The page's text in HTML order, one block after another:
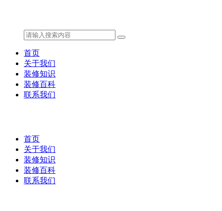
首页
关于我们
装修知识
装修百科
联系我们
首页
关于我们
装修知识
装修百科
联系我们